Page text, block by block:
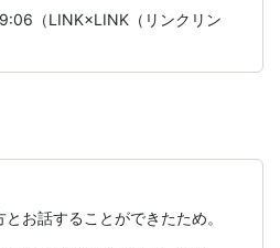
（LINK×LINK（リンクリン
お話することができたため。